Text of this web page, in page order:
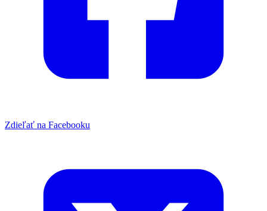
Zdieľať na Facebooku